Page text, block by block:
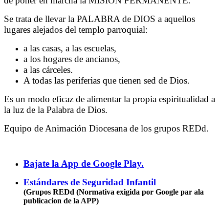
Se trata de llevar la PALABRA de DIOS a aquellos
lugares alejados del templo parroquial:
a las casas, a las escuelas,
a los hogares de ancianos,
a las cárceles.
A todas las periferias que tienen sed de Dios.
Es un modo eficaz de alimentar la propia espiritualidad a
la luz de la Palabra de Dios.
Equipo de Animación Diocesana de los grupos REDd.
Bajate la App de Google Play.
Estándares de Seguridad Infantil
(Grupos REDd (Normativa exigida por Google par ala
publicacion de la APP)